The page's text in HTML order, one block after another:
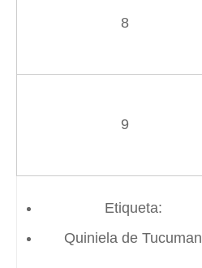
8
9
Etiqueta:
Quiniela de Tucuman